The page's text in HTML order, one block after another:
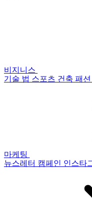
비지니스
기술 법 스포츠 건축 패션
마케팅
뉴스레터 캠페인 인스타